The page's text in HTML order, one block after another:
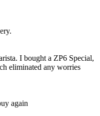
I bought a ZP6 Special,
eliminated any worries
again